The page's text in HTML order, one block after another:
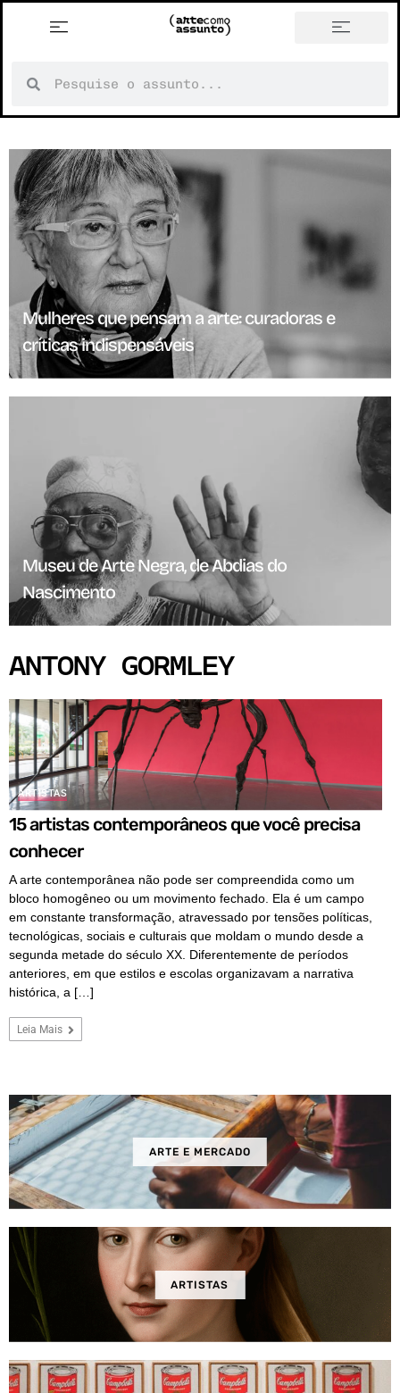
Mulheres que pensam a arte: curadoras e
críticas indispensáveis
Museu de Arte Negra, de Abdias do
Nascimento
ANTONY GORMLEY
ARTISTAS
15 artistas contemporâneos que você precisa
conhecer
A arte contemporânea não pode ser compreendida como um
bloco homogêneo ou um movimento fechado. Ela é um campo
em constante transformação, atravessado por tensões políticas,
tecnológicas, sociais e culturais que moldam o mundo desde a
segunda metade do século XX. Diferentemente de períodos
anteriores, em que estilos e escolas organizavam a narrativa
histórica, a […]
Leia Mais
ARTE E MERCADO
ARTISTAS